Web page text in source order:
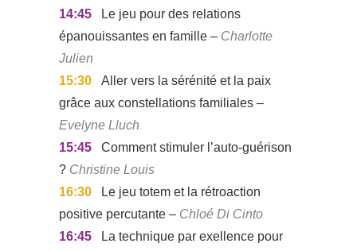
14:45
Le jeu pour des relations
épanouissantes en famille – Charlotte
Julien
15:30
Aller vers la sérénité et la paix
grâce aux constellations familiales –
Evelyne Lluch
15:45
Comment stimuler l’auto-guérison
? Christine Louis
16:30
Le jeu totem et la rétroaction
positive percutante – Chloé Di Cinto
16:45
La technique par exellence pour